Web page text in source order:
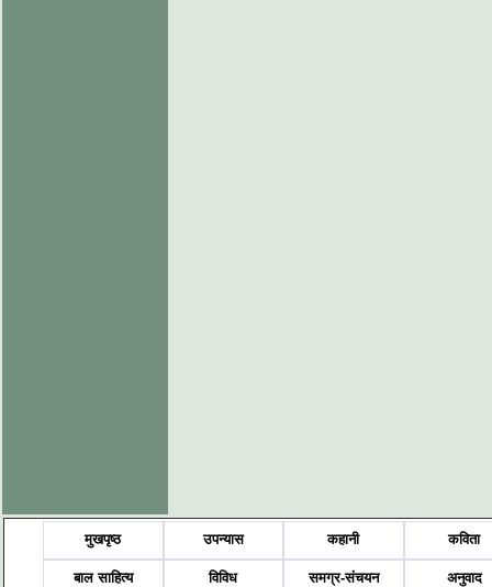
मुखपृष्ठ उपन्यास कहानी कविता
बाल साहित्य विविध समग्र-संचयन अनुवाद